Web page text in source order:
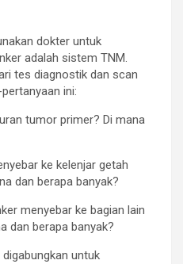
dokter untuk
adalah sistem TNM.
tes diagnostik dan scan
ini:
tumor primer? Di mana
ke kelenjar getah
dan berapa banyak?
menyebar ke bagian lain
dan berapa banyak?
untuk